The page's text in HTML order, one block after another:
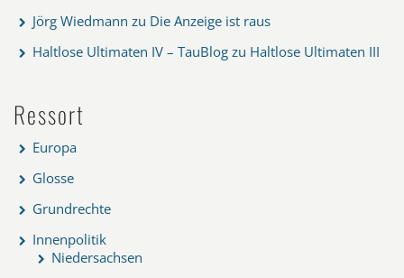
Jörg Wiedmann zu Die Anzeige ist raus
Haltlose Ultimaten IV – TauBlog zu Haltlose Ultimaten III
Ressort
Europa
Glosse
Grundrechte
Innenpolitik
Niedersachsen